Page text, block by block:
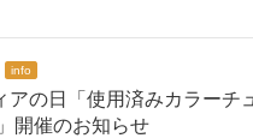
info
アの日「使用済みカラーチ
開催のお知らせ